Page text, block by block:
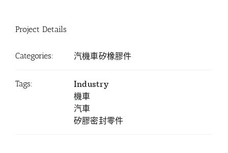
Project Details
Categories: 汽機車矽橡膠件
Tags:
Industry
機車
汽車
矽膠密封零件